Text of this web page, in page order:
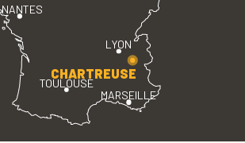
LYON
TOULOUSE
MARSEILLE
NANTES
CHARTREUSE